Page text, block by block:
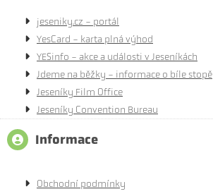
jeseniky.cz - portál
YesCard - karta plná výhod
YESinfo - akce a události v Jeseníkách
Jdeme na běžky - informace o bíle stopě
Jeseníky Film Office
Jeseníky Convention Bureau
Informace
Obchodní podmínky